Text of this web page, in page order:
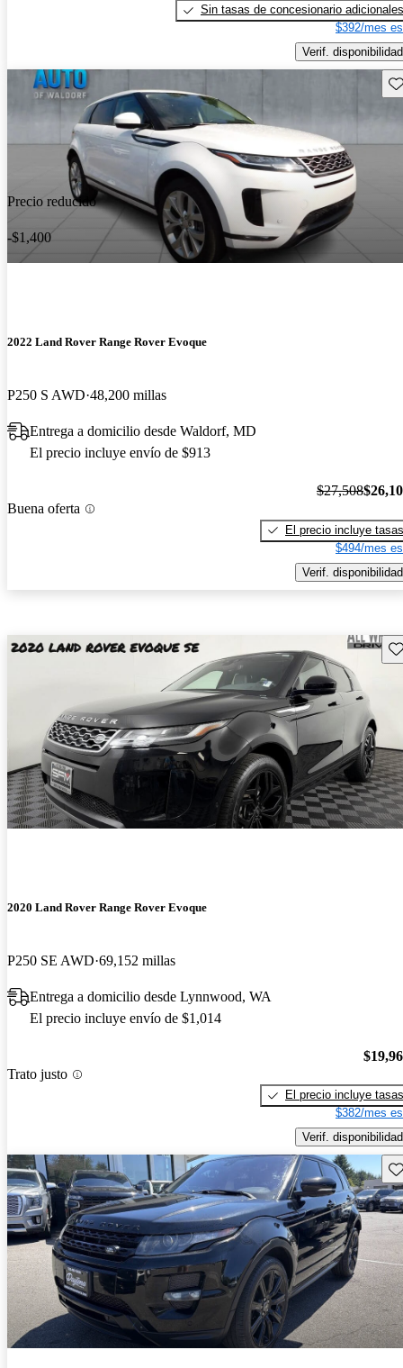
Sin tasas de concesionario adicionales
$392/mes
Verif. disponibilidad
Precio reducido
-$1,400
2022 Land Rover Range Rover Evoque
P250 S AWD 48,200 millas
Entrega a domicilio desde Waldorf, MD
El precio incluye envío de $913
Buena oferta
$27,508
El precio incluye tasas
$494/mes
Verif. disponibilidad
2020 Land Rover Range Rover Evoque
P250 SE AWD 69,152 millas
Entrega a domicilio desde Lynnwood, WA
El precio incluye envío de $1,014
Trato justo
El precio incluye tasas
$382/mes
Verif. disponibilidad